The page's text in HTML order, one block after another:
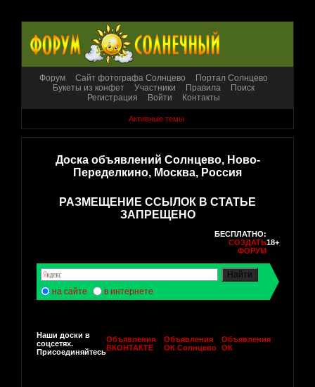
Форум Сайт фотографа Солнцево
Портал Солнцево
Букеты из конфет
Участники Правила
Поиск
Регистрация
Войти Контакты
Активные темы
Доска объявлений Солнцево, Ново-
Переделкино, Москва, Россия
РАЗМЕЩЕНИЕ ССЫЛОК В СТАТЬЕ
ЗАПРЕЩЕНО
БЕСПЛАТНО:
СОЗДАТЬ
ФОРУМ
18+
на сайте в интернете
Наши доски в
соцсетях.
Присоединяйтесь
Объявления
ВКОНТАКТЕ
Объявления
ОК Солнцево
Объявления
ОК